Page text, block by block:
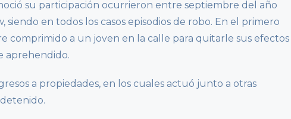
su participación ocurrieron entre septiembre del año
siendo en todos los casos episodios de robo. En el primero
comprimido a un joven en la calle para quitarle sus efectos
aprehendido.
a propiedades, en los cuales actuó junto a otras